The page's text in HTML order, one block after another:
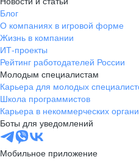
Блог
О компаниях в игровой форме
Жизнь в компании
ИТ-проекты
Рейтинг работодателей России
Молодым специалистам
Карьера для молодых
Школа программистов
Карьера в некоммерческих
Боты для уведомлений
Мобильное приложение